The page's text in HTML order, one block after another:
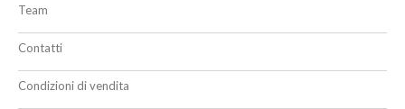
Team
Contatti
Condizioni di vendita